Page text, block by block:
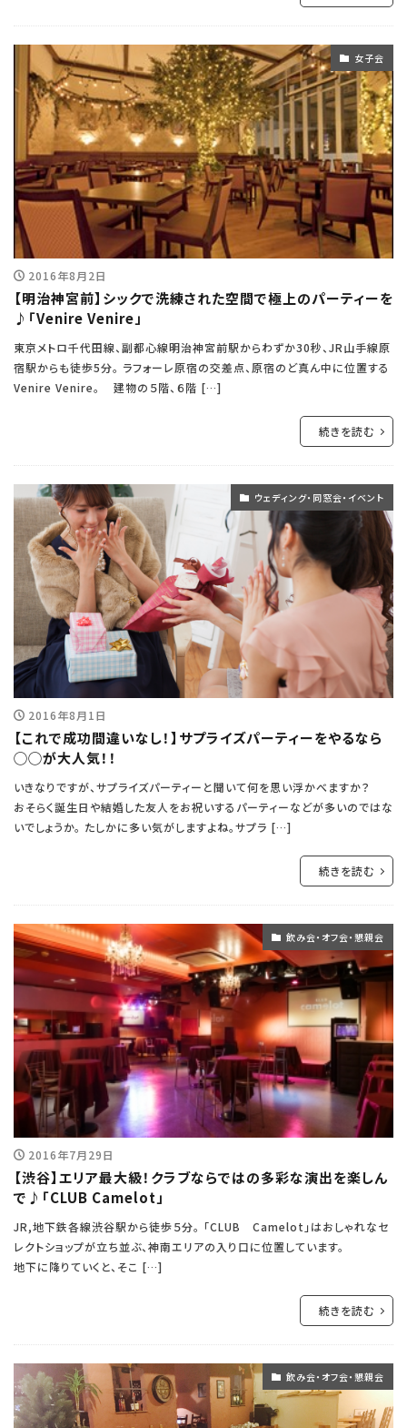
女子会
2016年8月2日
【明治神宮前】シックで洗練された空間で極上のパーティーを
♪「Venire Venire」
東京メトロ千代田線、副都心線明治神宮前駅からわずか30秒、JR山手線原
宿駅からも徒歩5分。 ラフォーレ原宿の交差点、原宿のど真ん中に位置する
Venire Venire。 建物の５階、６階 […]
続きを読む
ウェディング・同窓会・イベント
2016年8月1日
【これで成功間違いなし！】サプライズパーティーをやるなら
◯◯が大人気！！
いきなりですが、サプライズパーティーと聞いて何を思い浮かべますか？
おそらく誕生日や結婚した友人をお祝いするパーティーなどが多いのではな
いでしょうか。 たしかに多い気がしますよね。サプラ […]
続きを読む
飲み会・オフ会・懇親会
2016年7月29日
【渋谷】エリア最大級！クラブならではの多彩な演出を楽しん
で♪「CLUB Camelot」
JR,地下鉄各線渋谷駅から徒歩５分。 「CLUB Camelot」はおしゃれなセ
レクトショップが立ち並ぶ、神南エリアの入り口に位置しています。
地下に降りていくと、そこ […]
続きを読む
飲み会・オフ会・懇親会